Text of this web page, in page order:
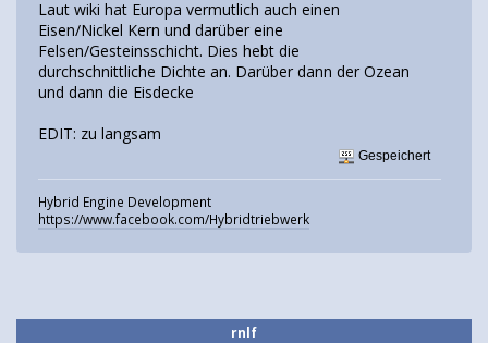
Laut wiki hat Europa vermutlich auch einen
Eisen/Nickel Kern und darüber eine
Felsen/Gesteinsschicht. Dies hebt die
durchschnittliche Dichte an. Darüber dann der Ozean
und dann die Eisdecke
EDIT: zu langsam
Gespeichert
Hybrid Engine Development
https://www.facebook.com/Hybridtriebwerk
rnlf